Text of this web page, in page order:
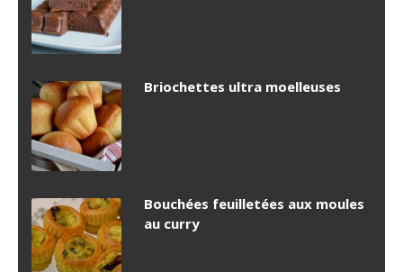
Briochettes ultra moelleuses
Bouchées feuilletées aux moules
au curry